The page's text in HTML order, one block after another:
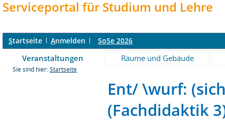
Serviceportal für Studium und Lehre
Startseite Anmelden SoSe 2026
Veranstaltungen Räume und Gebäude
Sie sind hier: Startseite
Ent/ \wurf:
(Fachdidaktik